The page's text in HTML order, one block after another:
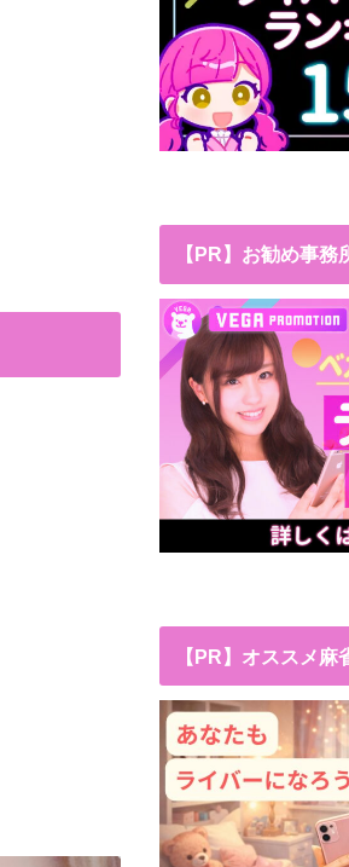
【PR】お勧め事務
【PR】オススメ麻